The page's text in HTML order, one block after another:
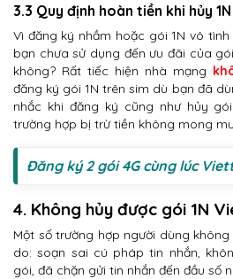
3.3 Quy định hoàn tiền khi hủy 1N
Vì đăng ký nhầm hoặc gói 1N vô
bạn chưa sử dụng đến ưu đãi của
không? Rất tiếc hiện nhà mạng
đăng ký gói 1N trên sim dù bạn đã
nhắc khi đăng ký cũng như hủy
trường hợp bị trừ tiền không mong
Đăng ký 2 gói 4G cùng lúc
4. Không hủy được gói 1N
Một số trường hợp người dùng
do: soạn sai cú pháp tin nhắn,
gói, đã chặn gửi tin nhắn đến đầu số